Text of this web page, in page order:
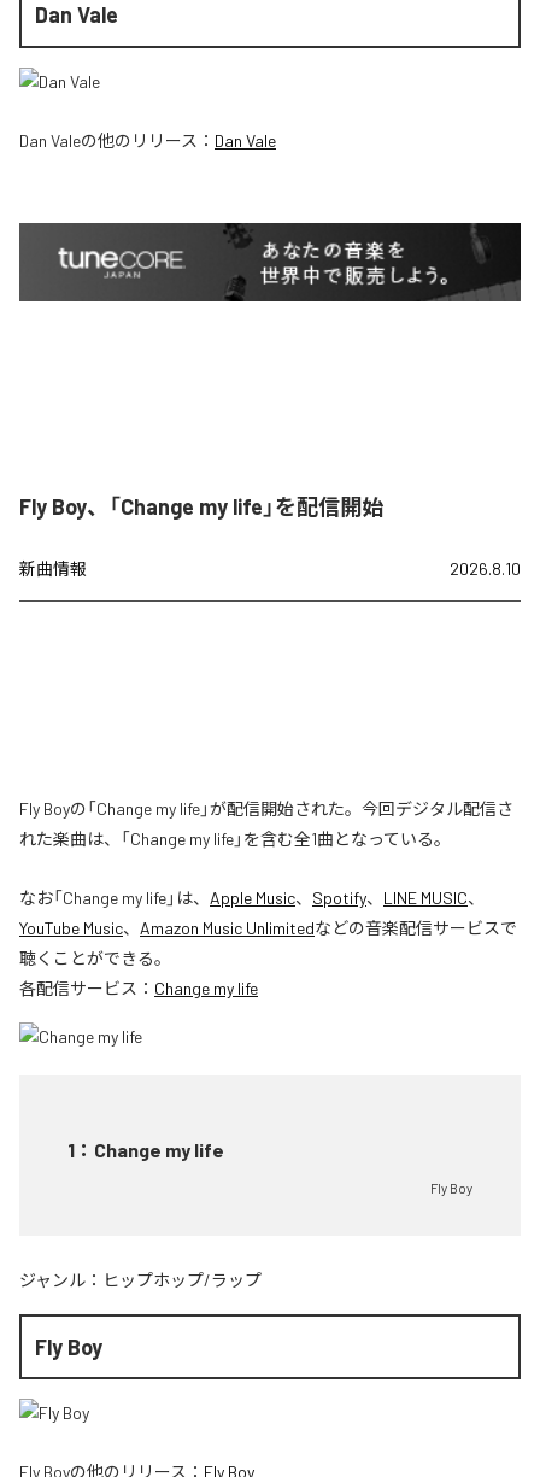
Dan Vale
Dan Valeの他のリリース： Dan Vale
Fly Boy、「Change my life」を配信開始
新曲情報 2026.8.10
Fly Boyの「Change my life」が配信開始された。今回デジタル配信さ
れた楽曲は、「Change my life」を含む全1曲となっている。
なお「Change my life」は、 Apple Music、 Spotify、 LINE MUSIC、
YouTube Music、 Amazon Music Unlimitedなどの音楽配信サービスで
聴くことができる。
各配信サービス： Change my life
1 ： Change my life
Fly Boy
ジャンル： ヒップホップ/ラップ
Fly Boy
Fly Boyの他のリリース： Fly Boy